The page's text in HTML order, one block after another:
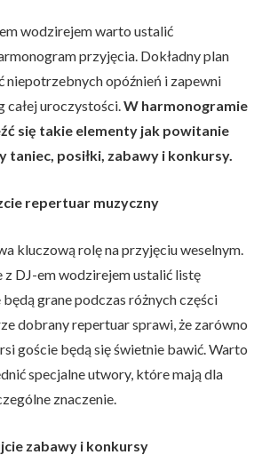
wodzirejem warto ustalić
przyjęcia. Dokładny plan
niepotrzebnych opóźnień i zapewni
całej uroczystości. W harmonogramie
się takie elementy jak powitanie
taniec, posiłki, zabawy i konkursy.
repertuar muzyczny
kluczową rolę na przyjęciu weselnym.
DJ-em wodzirejem ustalić listę
grane podczas różnych części
dobrany repertuar sprawi, że zarówno
goście będą się świetnie bawić. Warto
specjalne utwory, które mają dla
znaczenie.
zabawy i konkursy